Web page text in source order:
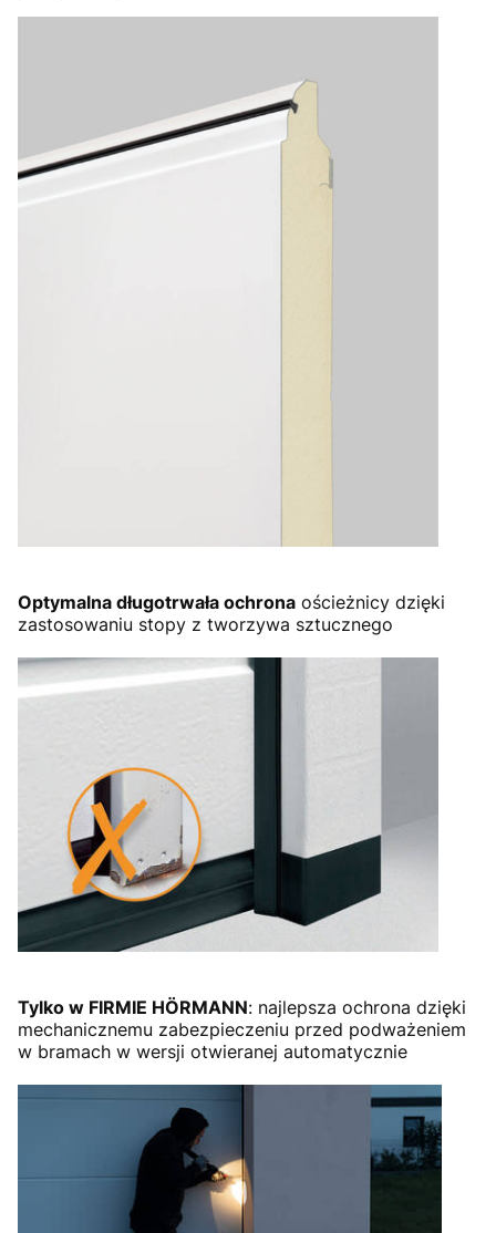
Optymalna długotrwała ochrona ościeżnicy dzięki
zastosowaniu stopy z tworzywa sztucznego
Tylko w FIRMIE HÖRMANN: najlepsza ochrona dzięki
mechanicznemu zabezpieczeniu przed podważeniem
w bramach w wersji otwieranej automatycznie